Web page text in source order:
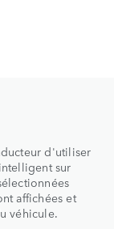
d'utiliser
sur
affichées et
véhicule.